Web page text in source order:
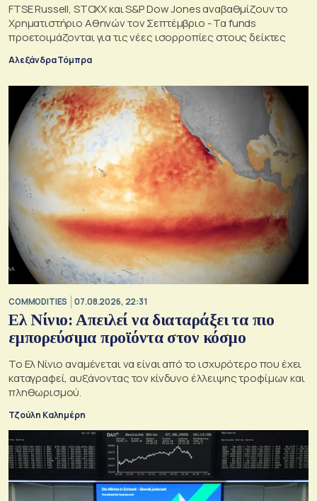
FTSE Russell, STOXX και S&P Dow Jones αναβαθμίζουν το
Χρηματιστήριο Αθηνών τον Σεπτέμβριο - Τα funds
προετοιμάζονται για τις νέες ισορροπίες στους δείκτες
Αλεξάνδρα Τόμπρα
COMMODITIES 07.08.2026, 22:31
Ελ Νίνιο: Απειλεί να διαταράξει τα πιο
εμπορεύσιμα προϊόντα στον κόσμο
Το Ελ Νίνιο αναμένεται να είναι από το ισχυρότερο που έχει
καταγραφεί, αυξάνοντας τον κίνδυνο έλλειψης τροφίμων και
πληθωρισμού.
Τζούλη Καλημέρη